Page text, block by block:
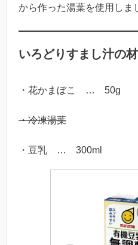
から作った湯葉を使用しま
いろどりすまし汁の材
・花かまぼこ … 50g
・冷凍湯葉
・豆乳 … 300ml